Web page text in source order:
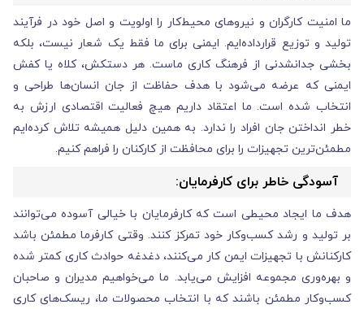
ما امنیت کارگران و نیروهای محیط‌کار را اولویت و اصل خود در فرآیند
تولید و توزیع قرارداده‌ایم. ایمنی برای ما فقط یک شعار نیست، بلکه
بخشی جدانشدنی از فرهنگ کاری ماست. هر دستکش، کلاه یا کفش
ایمنی که عرضه می‌شود با هدف حفاظت از جان انسان‌ها طراحی و
انتخاب شده است. ما اعتقاد داریم هیچ فعالیت اقتصادی ارزش به
خطر انداختن جان افراد را ندارد. به همین دلیل همیشه تلاش کرده‌ایم
مطمئن‌ترین تجهیزات را برای محافظت از کارکنان را فراهم کنیم.
آسودگی خاطر برای کارفرمایان:
هدف ما ایجاد محیطی است که کارفرمایان با خیالی آسوده می‌توانند
بر تولید و رشد کسب‌وکار خود تمرکز کنند. وقتی کارفرما مطمئن باشد
کارکنانش با تجهیزات ایمن کار می‌کنند، دغدغه حوادث کاری کمتر شده
و بهره‌وری مجموعه افزایش می‌یابد. ما می‌خواهیم مدیران و صاحبان
کسب‌وکار مطمئن باشند که با انتخاب محصولات ما، ریسک‌های کاری